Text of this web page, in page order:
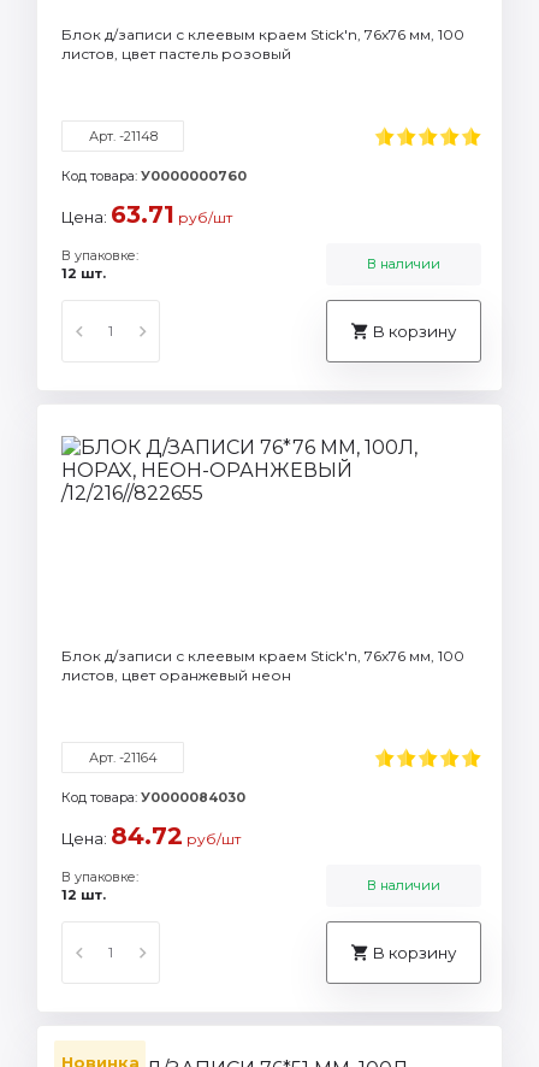
Блок д/записи с клеевым краем Stick'n, 76х76 мм, 100
листов, цвет пастель розовый
Арт. -21148
Код товара: У0000000760
Цена: 63.71 руб/шт
В упаковке:
12 шт.
В наличии
В корзину
Блок д/записи с клеевым краем Stick'n, 76х76 мм, 100
листов, цвет оранжевый неон
Арт. -21164
Код товара: У0000084030
Цена: 84.72 руб/шт
В упаковке:
12 шт.
В наличии
В корзину
Новинка